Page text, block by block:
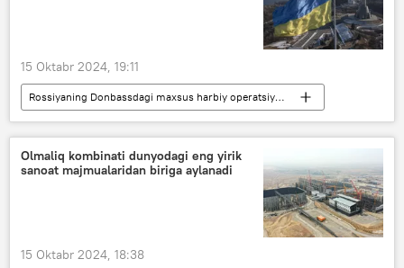
15 Oktabr 2024, 19:11
Rossiyaning Donbassdagi maxsus harbiy operatsiyasi
Dunyo yangiliklari
Dunyoda
Ukraina
yoshlar
Olmaliq kombinati dunyodagi eng yirik
sanoat majmualaridan biriga aylanadi
15 Oktabr 2024, 18:38